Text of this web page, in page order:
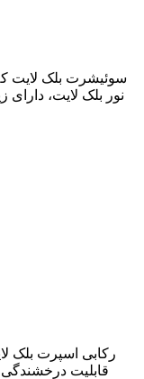
سوئیشرت بلک لایت
نور بلک لایت،
رکابی اسپرت بلک
قابلیت درخشندگی